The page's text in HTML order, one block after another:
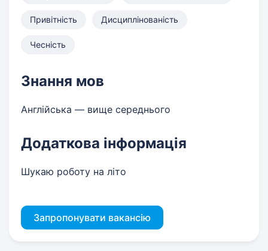
Привітність Дисциплінованість
Чесність
Знання мов
Англійська — вище середнього
Додаткова інформація
Шукаю роботу на літо
Запропонувати вакансію